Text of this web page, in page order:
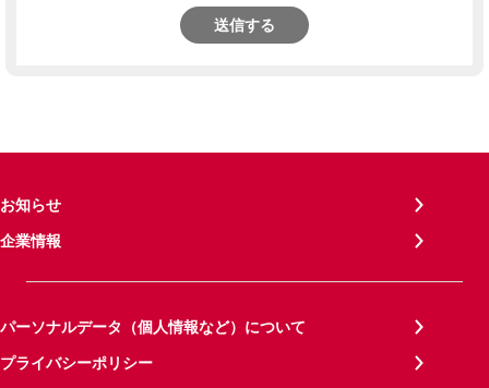
送信する
お知らせ
企業情報
パーソナルデータ（個人情報など）について
プライバシーポリシー